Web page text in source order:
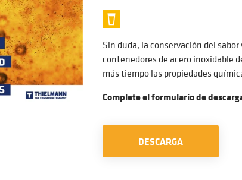
Sin duda, la conservación del
contenedores de acero inoxidable
más tiempo las propiedades
Complete el formulario de
DESCARGA